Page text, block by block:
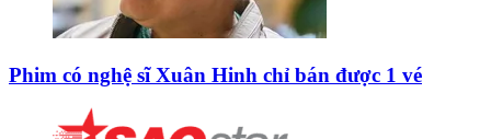
Phim có nghệ sĩ Xuân Hinh chỉ bán được 1 vé